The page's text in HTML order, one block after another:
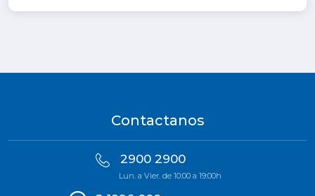
Contactanos
2900 2900
Lun. a Vier. de 10:00 a 19:00h